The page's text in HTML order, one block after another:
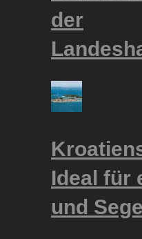
der
Ideal für
und